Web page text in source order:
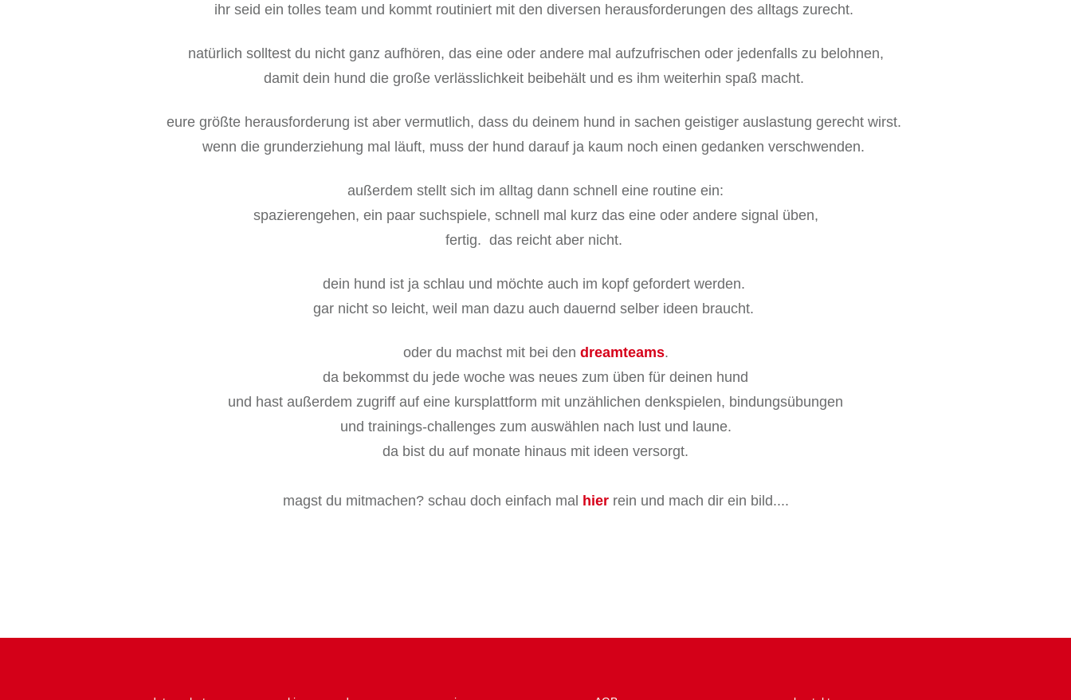
ihr seid ein tolles team und kommt routiniert mit den diversen herausforderungen des alltags zurecht.
natürlich solltest du nicht ganz aufhören, das eine oder andere mal aufzufrischen oder jedenfalls zu belohnen,
damit dein hund die große verlässlichkeit beibehält und es ihm weiterhin spaß macht.
eure größte herausforderung ist aber vermutlich, dass du deinem hund in sachen geistiger auslastung gerecht wirst.
wenn die grunderziehung mal läuft, muss der hund darauf ja kaum noch einen gedanken verschwenden.
außerdem stellt sich im alltag dann schnell eine routine ein:
spazierengehen, ein paar suchspiele, schnell mal kurz das eine oder andere signal üben,
fertig. das reicht aber nicht.
dein hund ist ja schlau und möchte auch im kopf gefordert werden.
gar nicht so leicht, weil man dazu auch dauernd selber ideen braucht.
oder du machst mit bei den dreamteams.
da bekommst du jede woche was neues zum üben für deinen hund
und hast außerdem zugriff auf eine kursplattform mit unzählichen denkspielen, bindungsübungen
und trainings-challenges zum auswählen nach lust und laune.
da bist du auf monate hinaus mit ideen versorgt.
magst du mitmachen? schau doch einfach mal hier rein und mach dir ein bild....